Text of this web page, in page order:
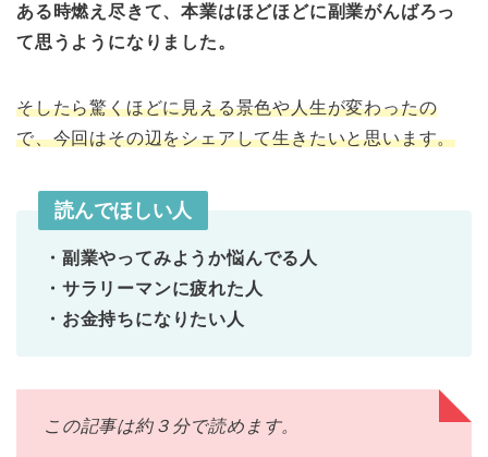
ある時燃え尽きて、本業はほどほどに副業がんばろっ
て思うようになりました。
そしたら驚くほどに見える景色や人生が変わったの
で、今回はその辺をシェアして生きたいと思います。
読んでほしい人
・副業やってみようか悩んでる人
・サラリーマンに疲れた人
・お金持ちになりたい人
この記事は約３分で読めます。